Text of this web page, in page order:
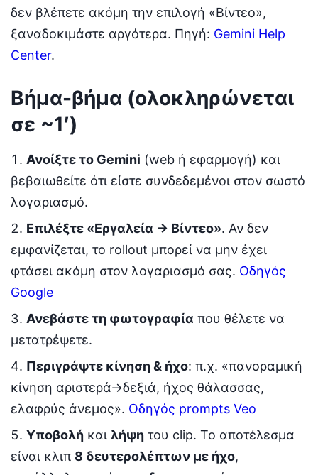
δεν βλέπετε ακόμη την επιλογή «Βίντεο»,
ξαναδοκιμάστε αργότερα. Πηγή: Gemini Help
Center.
Βήμα-βήμα (ολοκληρώνεται
σε ~1′)
Ανοίξτε το Gemini (web ή εφαρμογή) και
βεβαιωθείτε ότι είστε συνδεδεμένοι στον σωστό
λογαριασμό.
Επιλέξτε «Εργαλεία → Βίντεο». Αν δεν
εμφανίζεται, το rollout μπορεί να μην έχει
φτάσει ακόμη στον λογαριασμό σας. Οδηγός
Google
Ανεβάστε τη φωτογραφία που θέλετε να
μετατρέψετε.
Περιγράψτε κίνηση & ήχο: π.χ. «πανοραμική
κίνηση αριστερά→δεξιά, ήχος θάλασσας,
ελαφρύς άνεμος». Οδηγός prompts Veo
Υποβολή και λήψη του clip. Το αποτέλεσμα
είναι κλιπ 8 δευτερολέπτων με ήχο,